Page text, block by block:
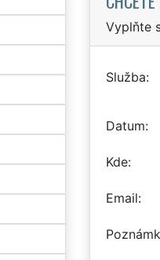
Vyplňte
Služba
Datum
Kde
Email